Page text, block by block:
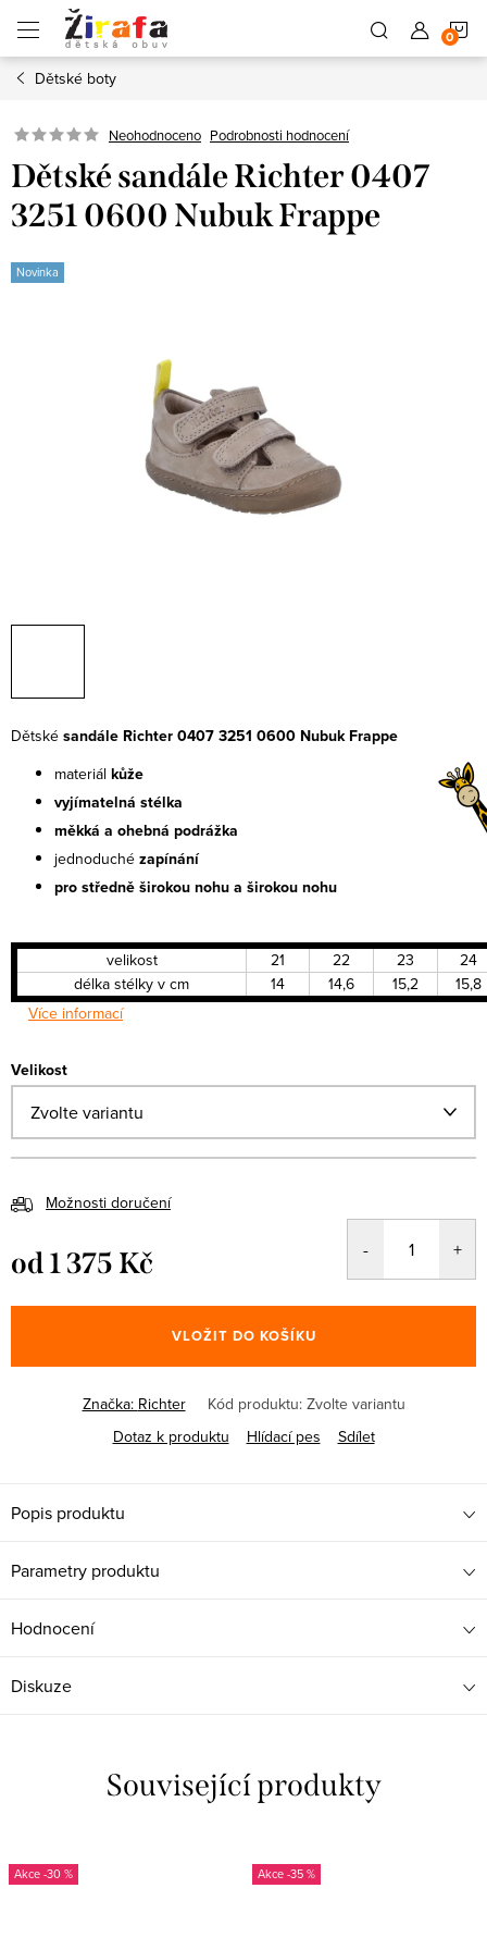
obsah
Dětské boty
Neohodnoceno Podrobnosti hodnocení
Dětské sandále Richter 0407
3251 0600 Nubuk Frappe
Novinka
Dětské sandále Richter 0407 3251 0600 Nubuk Frappe
materiál kůže
vyjímatelná stélka
měkká a ohebná podrážka
jednoduché zapínání
pro středně širokou nohu a širokou nohu
velikost 21 22 23
24
délka stélky v cm
14 14,6 15,2
15,8
Více informací
Velikost
Možnosti doručení
od1 375 Kč
cena:
VLOŽIT DO KOŠÍKU
Značka: Richter Kód produktu: Zvolte variantu
Dotaz k produktu
Hlídací pes Sdílet
Popis produktu
Parametry produktu
Hodnocení
Diskuze
Související produkty
-30 % -35 %